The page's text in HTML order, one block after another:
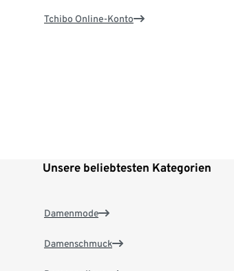
Tchibo Online-Konto
Unsere beliebtesten Kategorien
Damenmode
Damenschmuck